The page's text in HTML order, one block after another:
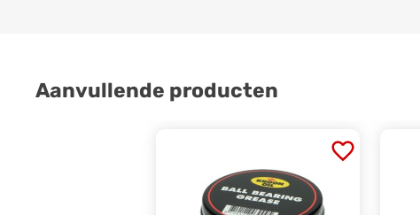
Aanvullende producten